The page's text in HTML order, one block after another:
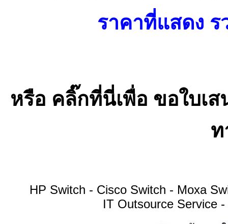
ราคาที่แสดง
หรือ คลิ๊กที่นี่เพื่อ ขอใบเ
ท
HP Switch - Cisco Switch - Moxa
IT Outsource Service